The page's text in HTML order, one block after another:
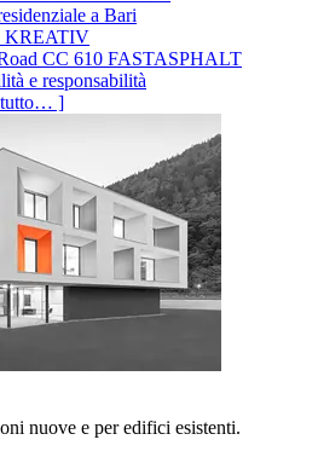
a Bari
KREATIV
CC 610 FASTASPHALT
e responsabilità
tutto… ]
nuove e per edifici esistenti.